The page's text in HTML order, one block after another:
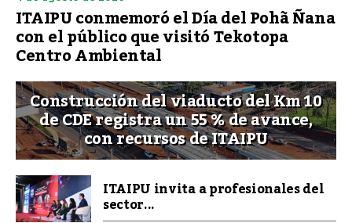
ITAIPU conmemoró el Día del Pohã Ñana
con el público que visitó Tekotopa
Centro Ambiental
Construcción del viaducto del Km 10
de CDE registra un 55 % de avance,
con recursos de ITAIPU
ITAIPU invita a profesionales del
sector...